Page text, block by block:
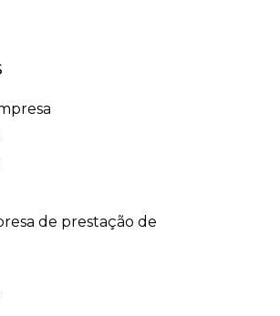
de prestação de